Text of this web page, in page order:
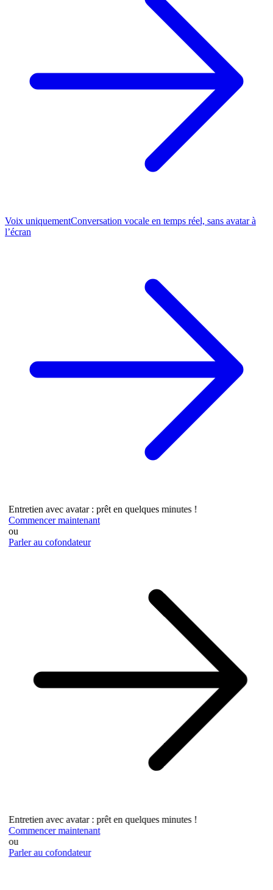
Voix uniquementConversation vocale en temps réel, sans avatar à
l’écran
Entretien avec avatar : prêt en quelques minutes !
Commencer maintenant
ou
Parler au cofondateur
Entretien avec avatar : prêt en quelques minutes !
Commencer maintenant
ou
Parler au cofondateur